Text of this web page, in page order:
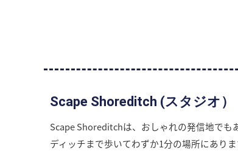
Scape Shoreditch (スタジオ）
Scape Shoreditchは、おしゃれの発信地でも
ディッチまで歩いてわずか1分の場所にあり